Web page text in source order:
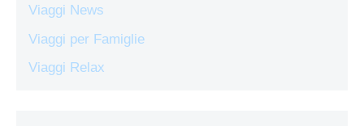
Viaggi News
Viaggi per Famiglie
Viaggi Relax